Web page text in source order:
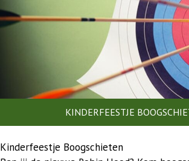
KINDERFEESTJE
Kinderfeestje Boogschieten